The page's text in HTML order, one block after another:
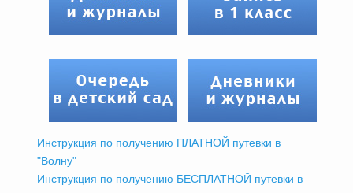
Инструкция по получению ПЛАТНОЙ путевки в
"Волну"
Инструкция по получению БЕСПЛАТНОЙ путевки в